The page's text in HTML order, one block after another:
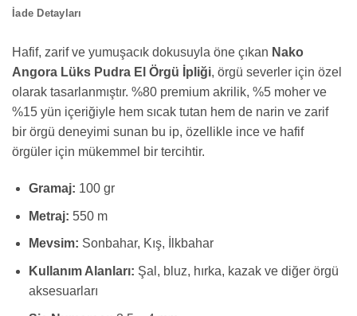
İade Detayları
Hafif, zarif ve yumuşacık dokusuyla öne çıkan Nako
Angora Lüks Pudra El Örgü İpliği, örgü severler için özel
olarak tasarlanmıştır. %80 premium akrilik, %5 moher ve
%15 yün içeriğiyle hem sıcak tutan hem de narin ve zarif
bir örgü deneyimi sunan bu ip, özellikle ince ve hafif
örgüler için mükemmel bir tercihtir.
Gramaj: 100 gr
Metraj: 550 m
Mevsim: Sonbahar, Kış, İlkbahar
Kullanım Alanları: Şal, bluz, hırka, kazak ve diğer örgü
aksesuarları